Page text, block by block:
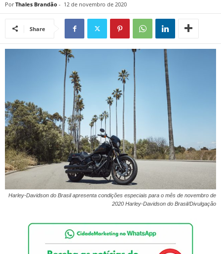
Por Thales Brandão - 12 de novembro de 2020
Share
Harley-Davidson do Brasil apresenta condições especiais para o mês de novembro de
2020 Harley-Davidson do Brasil/Divulgação